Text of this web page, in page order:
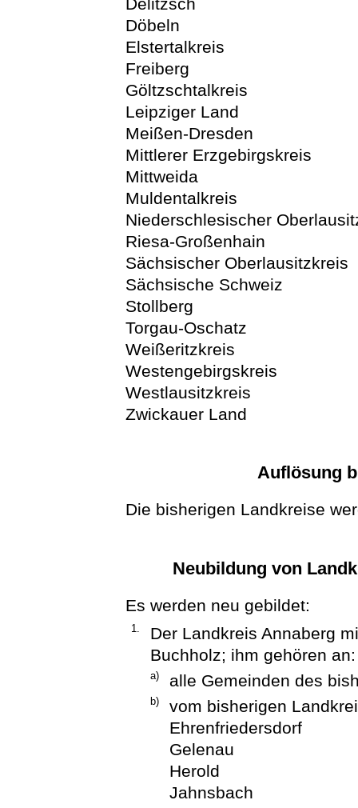
Döbeln
Elstertalkreis
Freiberg
Göltzschtalkreis
Leipziger Land
Meißen-Dresden
Mittlerer Erzgebirgskreis
Mittweida
Muldentalkreis
Niederschlesischer
Riesa-Großenhain
Sächsischer Oberlausitzkreis
Sächsische Schweiz
Stollberg
Torgau-Oschatz
Weißeritzkreis
Westengebirgskreis
Westlausitzkreis
Zwickauer Land
Auflösung
Die bisherigen Landkreise
Neubildung von
Es werden neu gebildet:
1.
Der Landkreis Annaberg
Buchholz; ihm gehören an:
a) alle Gemeinden des
b)
vom bisherigen
Ehrenfriedersdorf
Gelenau
Herold
Jahnsbach